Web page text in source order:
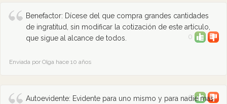
Benefactor: Dícese del que compra grandes cantidades
de ingratitud, sin modificar la cotización de este artículo,
que sigue al alcance de todos.
0
Enviada por Olga hace 10 años
Autoevidente: Evidente para uno mismo y para nadie mas.
0